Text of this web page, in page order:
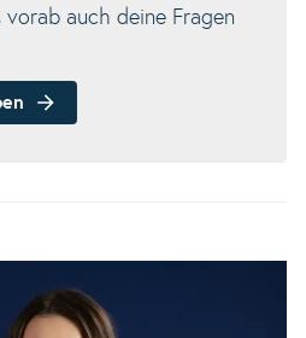
auch deine Fragen